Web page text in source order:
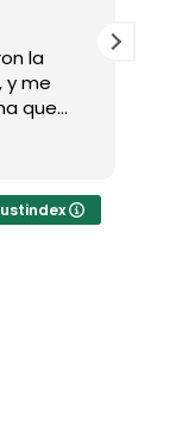
Excelente
primera.